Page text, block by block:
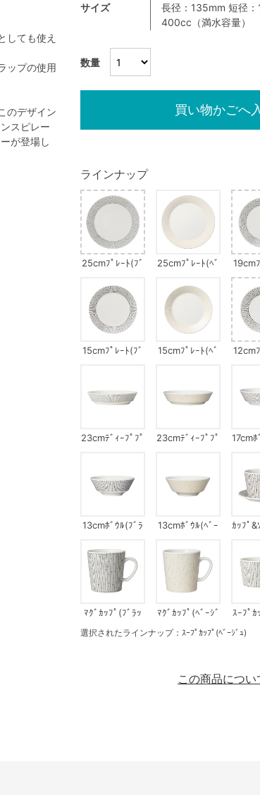
しても使え
ップの使用
のデザイン
スピレー
が登場し
数量
サイズ
長径：135mm 短径
400cc（満水容量）
ラインナップ
25cmﾌﾟﾚｰﾄ(ﾌﾞ
25cmﾌﾟﾚｰﾄ(ﾍﾞ
19cm
15cmﾌﾟﾚｰﾄ(ﾌﾞ
15cmﾌﾟﾚｰﾄ(ﾍﾞ
12cm
23cmﾃﾞｨｰﾌﾟﾌﾟ
23cmﾃﾞｨｰﾌﾟﾌﾟ
17cm
13cmﾎﾞｳﾙ(ﾌﾞﾗ
13cmﾎﾞｳﾙ(ﾍﾞｰ
ｶｯﾌﾟ&
ﾏｸﾞｶｯﾌﾟ(ﾌﾞﾗｯ
ﾏｸﾞｶｯﾌﾟ(ﾍﾞｰｼﾞ
ｽｰﾌﾟｶ
選択されたラインナップ：ｽｰﾌﾟｶｯﾌﾟ(ﾍﾞｰｼﾞｭ)
買い物かごへ
この商品につ